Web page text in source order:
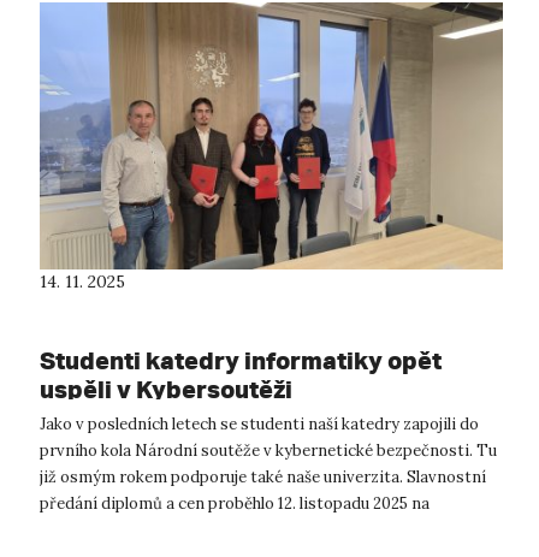
14. 11. 2025
Studenti katedry informatiky opět
uspěli v Kybersoutěži
Jako v posledních letech se studenti naší katedry zapojili do
prvního kola Národní soutěže v kybernetické bezpečnosti. Tu
již osmým rokem podporuje také naše univerzita. Slavnostní
předání diplomů a cen proběhlo 12. listopadu 2025 na